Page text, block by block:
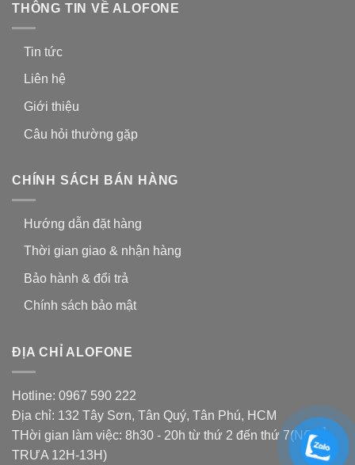
THÔNG TIN VỀ ALOFONE
Tin tức
Liên hệ
Giới thiệu
Câu hỏi thường gặp
CHÍNH SÁCH BÁN HÀNG
Hướng dẫn đặt hàng
Thời gian giao & nhận hàng
Bảo hành & đổi trả
Chính sách bảo mật
ĐỊA CHỈ ALOFONE
Hotline: 0967 590 222
Địa chỉ: 132 Tây Sơn, Tân Quý, Tân Phú, HCM
THời gian làm việc: 8h30 - 20h từ thứ 2 đến thứ 7(NGHỈ
TRƯA 12H-13H)